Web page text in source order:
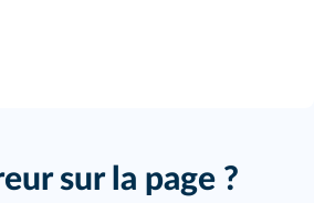
sur la page ?